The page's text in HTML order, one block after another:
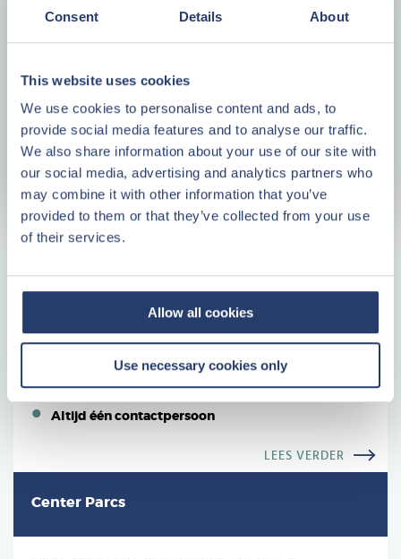
Consent Details About
This website uses cookies
We use cookies to personalise content and ads, to
provide social media features and to analyse our traffic.
We also share information about your use of our site with
our social media, advertising and analytics partners who
may combine it with other information that you’ve
provided to them or that they’ve collected from your use
of their services.
Allow all cookies
Use necessary cookies only
Plattegrond
Specificaties
Bouwjaar
2013
Kavelopp.
78 m²
Kamers
3
Energieklasse
C
Weten waar uw geld naartoe gaat
Geen onverwachte kosten
Altijd één contactpersoon
LEES VERDER
Center Parcs